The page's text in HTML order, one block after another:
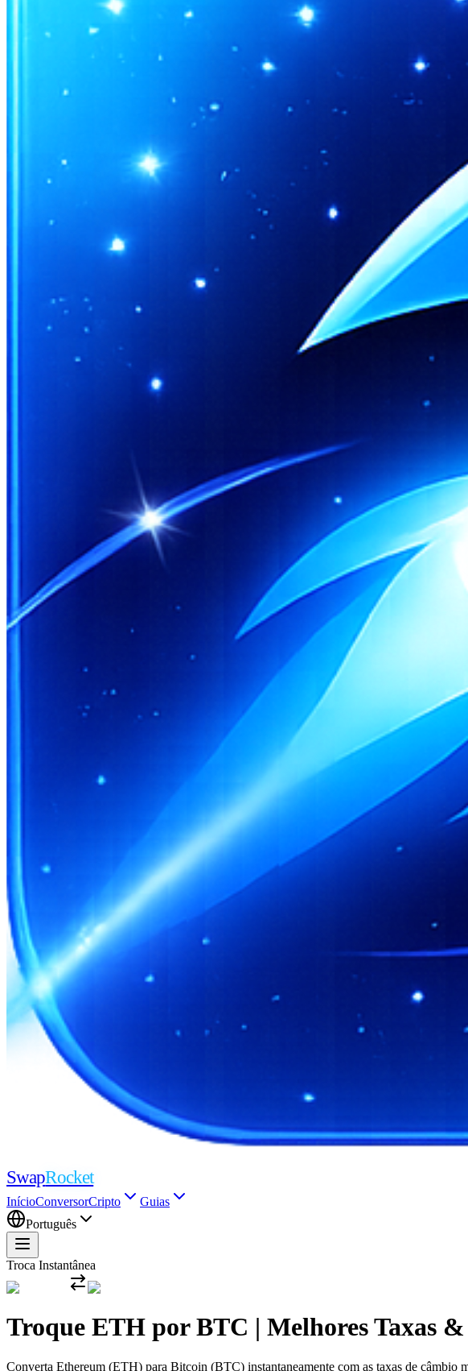
SwapRocket
InícioConversorCripto
Guias
Português
Troca Instantânea
Troque ETH por BTC | Melhores Taxas
Converta Ethereum (ETH) para Bitcoin (BTC) instantaneamente com as taxas de câmbio